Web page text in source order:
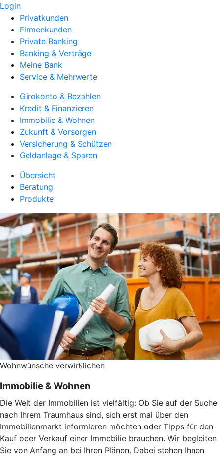
Login
Privatkunden
Firmenkunden
Private Banking
Banking & Verträge
Meine Bank
Service & Mehrwerte
Girokonto & Bezahlen
Kredit & Finanzieren
Immobilie & Wohnen
Zukunft & Vorsorgen
Versicherung & Schützen
Geldanlage & Sparen
Übersicht
Beratung
Produkte
Wohnwünsche verwirklichen
Immobilie & Wohnen
Die Welt der Immobilien ist vielfältig: Ob Sie auf der Suche
nach Ihrem Traumhaus sind, sich erst mal über den
Immobilienmarkt informieren möchten oder Tipps für den
Kauf oder Verkauf einer Immobilie brauchen. Wir begleiten
Sie von Anfang an bei Ihren Plänen. Dabei stehen Ihnen